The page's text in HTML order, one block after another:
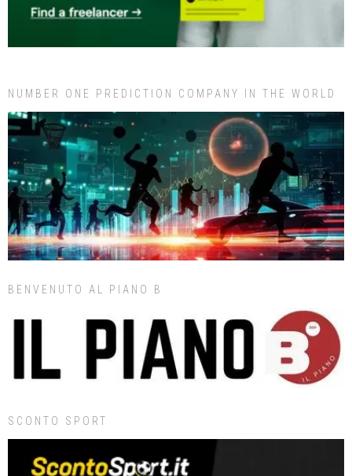
NUMBER ONE PREDICTION COMPANY IN THE WORLD
BENVENUTO AL PIANO B
SCONTO SPORT